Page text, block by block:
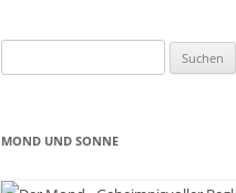
nach:
MOND UND SONNE